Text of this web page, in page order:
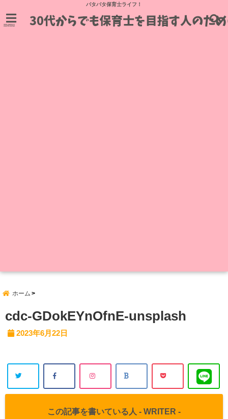
バタバタ保育士ライフ！
menu
ホーム
cdc-GDokEYnOfnE-unsplash
2023年6月22日
この記事を書いている人 - WRITER -